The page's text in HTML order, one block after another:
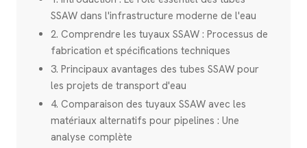
SSAW dans l'infrastructure moderne de l'eau
2. Comprendre les tuyaux SSAW : Processus de
fabrication et spécifications techniques
3. Principaux avantages des tubes SSAW pour
les projets de transport d'eau
4. Comparaison des tuyaux SSAW avec les
matériaux alternatifs pour pipelines : Une
analyse complète